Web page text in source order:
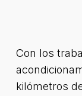
Con los
kilómetros